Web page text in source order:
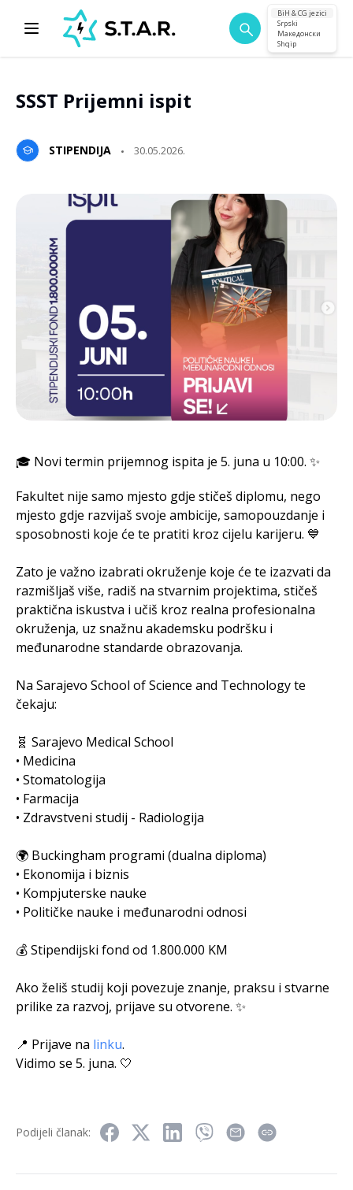
BiH & CG jezici
Srpski
Македонски
Shqip
SSST Prijemni ispit
STIPENDIJA 30.05.2026.
🎓 Novi termin prijemnog ispita je 5. juna u 10:00. ✨
Fakultet nije samo mjesto gdje stičeš diplomu, nego
mjesto gdje razvijaš svoje ambicije, samopouzdanje i
sposobnosti koje će te pratiti kroz cijelu karijeru. 💙
Zato je važno izabrati okruženje koje će te izazvati da
razmišljaš više, radiš na stvarnim projektima, stičeš
praktična iskustva i učiš kroz realna profesionalna
okruženja, uz snažnu akademsku podršku i
međunarodne standarde obrazovanja.
Na Sarajevo School of Science and Technology te
čekaju:
🧬 Sarajevo Medical School
• Medicina
• Stomatologija
• Farmacija
• Zdravstveni studij - Radiologija
🌍 Buckingham programi (dualna diploma)
• Ekonomija i biznis
• Kompjuterske nauke
• Političke nauke i međunarodni odnosi
💰 Stipendijski fond od 1.800.000 KM
Ako želiš studij koji povezuje znanje, praksu i stvarne
prilike za razvoj, prijave su otvorene. ✨
📍 Prijave na linku.
Vidimo se 5. juna. 🤍
Podijeli članak: